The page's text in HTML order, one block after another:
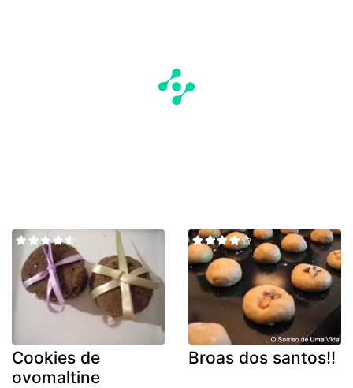
Cookies de
ovomaltine
Broas dos santos!!